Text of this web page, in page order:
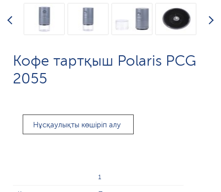
Кофе тартқыш Polaris PCG
2055
Нұсқаулықты көшіріп алу
1